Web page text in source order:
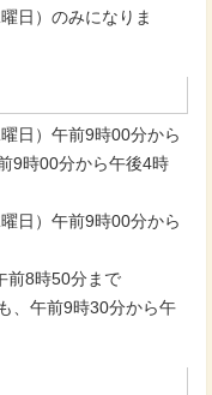
日）のみになりま
日）午前9時00分から
9時00分から午後4時
日）午前9時00分から
前8時50分まで
、午前9時30分から午